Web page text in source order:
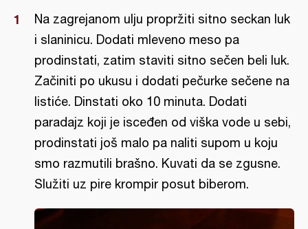
Na zagrejanom ulju propržiti sitno seckan luk
i slaninicu. Dodati mleveno meso pa
prodinstati, zatim staviti sitno sečen beli luk.
Začiniti po ukusu i dodati pečurke sečene na
listiće. Dinstati oko 10 minuta. Dodati
paradajz koji je isceđen od viška vode u sebi,
prodinstati još malo pa naliti supom u koju
smo razmutili brašno. Kuvati da se zgusne.
Služiti uz pire krompir posut biberom.